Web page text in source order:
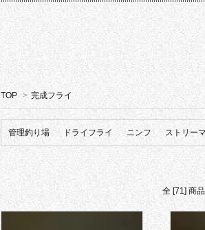
TOP > 完成フライ
管理釣り場 ドライフライ ニンフ ストリー
全 [71] 商